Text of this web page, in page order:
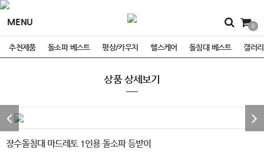
MENU 0
추천제품 돌소파 베스트 평상/카우치 헬스케어 돌침대 베스트 갤러
상품 상세보기
장수돌침대 마드레토 1인용 돌소파 등받이